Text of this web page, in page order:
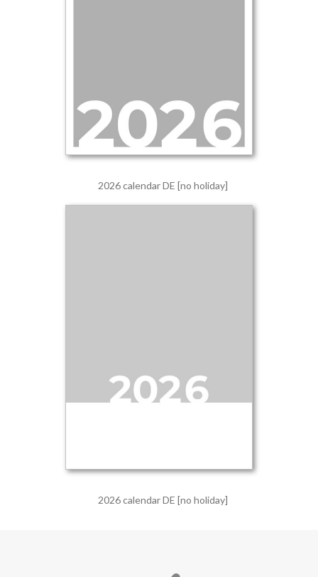
2026 calendar DE [no holiday]
2026 calendar DE [no holiday]